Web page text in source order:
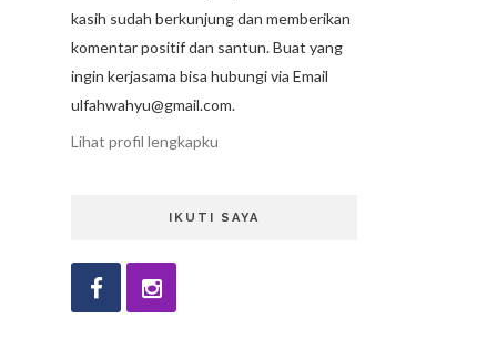
kasih sudah berkunjung dan memberikan
komentar positif dan santun. Buat yang
ingin kerjasama bisa hubungi via Email
ulfahwahyu@gmail.com.
Lihat profil lengkapku
IKUTI SAYA